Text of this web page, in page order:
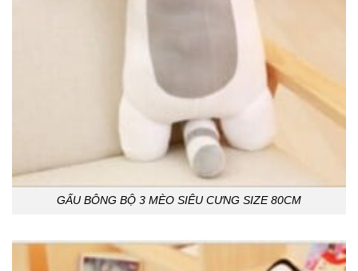
GẤU BÔNG BỘ 3 MÈO SIÊU CƯNG SIZE 80CM